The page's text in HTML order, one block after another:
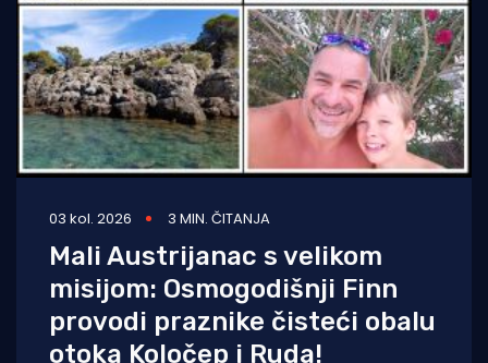
03 kol. 2026 3 MIN. ČITANJA
Mali Austrijanac s velikom
misijom: Osmogodišnji Finn
provodi praznike čisteći obalu
otoka Koločep i Ruda!